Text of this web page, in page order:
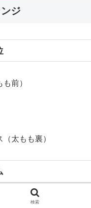
ジ
前）
（太もも裏）
検索